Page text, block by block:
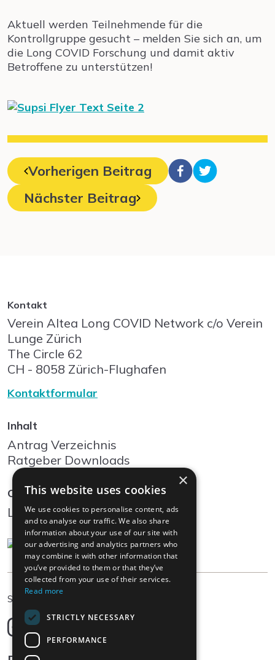
Aktuell werden Teilnehmende für die
Kontrollgruppe gesucht – melden Sie sich an, um
die Long COVID Forschung und damit aktiv
Betroffene zu unterstützen!
Vorherigen Beitrag
Nächster Beitrag
Kontakt
Verein Altea Long COVID Network c/o Verein
Lunge Zürich
The Circle 62
CH - 8058 Zürich-Flughafen
Kontaktformular
Inhalt
Antrag Verzeichnis
Ratgeber Downloads
Community
Log In
Sprache wählen
Deutsch
English
Français
×
This website uses cookies
We use cookies to personalise content, ads
and to analyse our traffic. We also share
information about your use of our site with
our advertising and analytics partners who
may combine it with other information that
you’ve provided to them or that they’ve
collected from your use of their services.
Read more
STRICTLY NECESSARY
PERFORMANCE